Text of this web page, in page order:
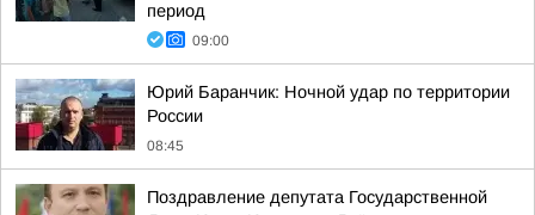
период
09:00
Юрий Баранчик: Ночной удар по территории
России
08:45
Поздравление депутата Государственной